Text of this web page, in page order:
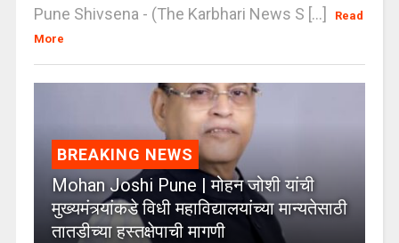
Pune Shivsena - (The Karbhari News S [...]
Read
More
BREAKING NEWS
Mohan Joshi Pune | मोहन जोशी यांची
मुख्यमंत्र्यांकडे विधी महाविद्यालयांच्या मान्यतेसाठी
तातडीच्या हस्तक्षेपाची मागणी